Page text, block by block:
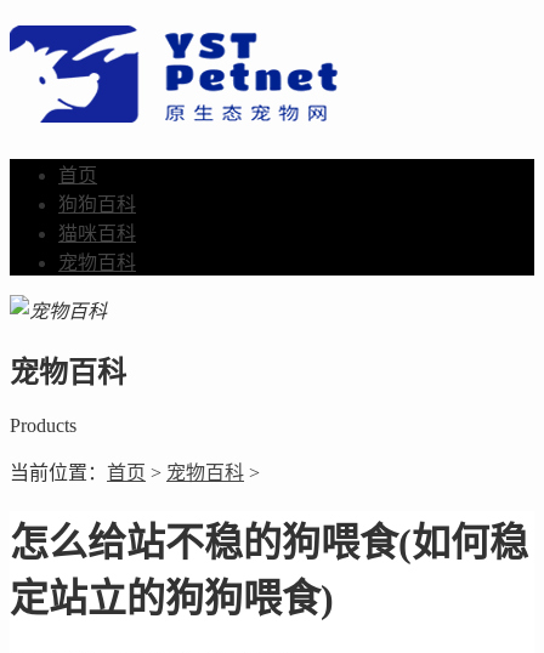
首页
狗狗百科
猫咪百科
宠物百科
宠物百科
Products
当前位置： 首页 > 宠物百科 >
怎么给站不稳的狗喂食(如何稳
定站立的狗狗喂食)